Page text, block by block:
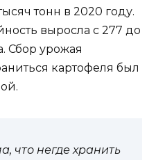
тонн в 2020 году.
выросла с 277 до
Сбор урожая
картофеля был
что негде хранить